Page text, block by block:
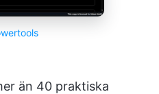
än 40 praktiska